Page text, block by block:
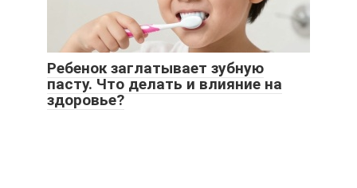
Ребенок заглатывает зубную
пасту. Что делать и влияние на
здоровье?